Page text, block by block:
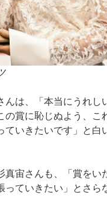
んは、「本当にうれし
の賞に恥じぬよう、こ
ていきたいです」と白
真宙さんも、「賞をい
っていきたい」とさら